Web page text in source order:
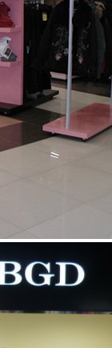
Более 25 лет